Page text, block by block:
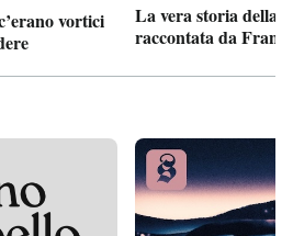
vortici
La vera storia della
raccontata da